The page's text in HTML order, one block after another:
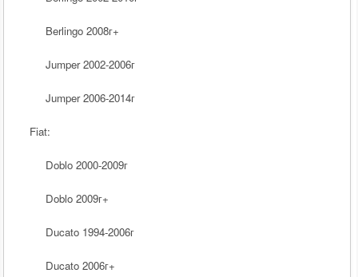
Berlingo 2008г+
Jumper 2002-2006г
Jumper 2006-2014г
Fiat:
Doblo 2000-2009г
Doblo 2009г+
Ducato 1994-2006г
Ducato 2006г+